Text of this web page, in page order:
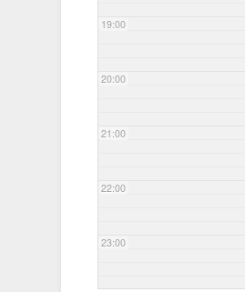
19:00
20:00
21:00
22:00
23:00